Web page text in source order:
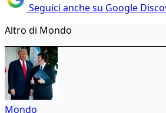
Seguici anche su Google
Altro di Mondo
Mondo